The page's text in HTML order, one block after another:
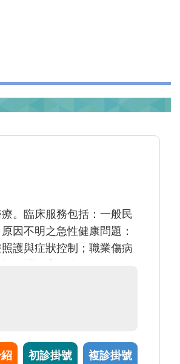
。臨床服務包括：一般民
因不明之急性健康問題：
護與症狀控制；職業傷病
初診掛號 複診掛號